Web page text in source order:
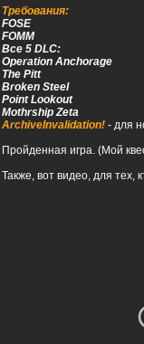
Требования:
FOSE
FOMM
Все 5 DLC:
Operation Anchorage
The Pitt
Broken Steel
Point Lookout
Mothrship Zeta
ArchiveInvalidation! - для
Пройденная игра. (Мой
Также, вот видео, для тех,